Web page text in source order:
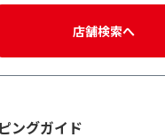
店舗検索へ
ングガイド